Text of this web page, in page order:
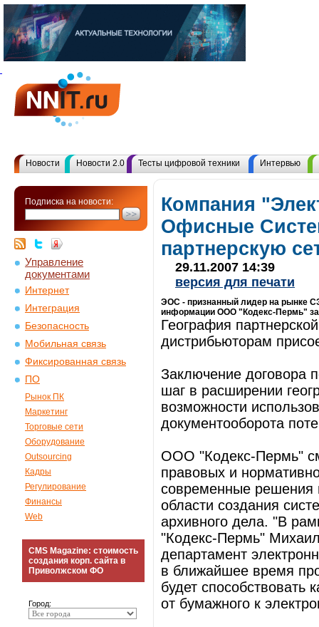
Новости Новости 2.0 Тесты цифровой техники Интервью
Подписка на новости:
Управление
документами
Интернет
Интеграция
Безопасность
Мобильная связь
Фиксированная связь
ПО
Рынок ПК
Маркетинг
Торговые сети
Оборудование
Outsourcing
Кадры
Регулирование
Финансы
Web
CMS Magazine: стоимость
создания корп. сайта в
Приволжском ФО
Город:
Компания
Офисные
партнерскую
29.11.2007 14:39
версия для печати
ЭОС - признанный лидер на рынке
информации ООО "Кодекс-Пермь"
География
дистрибьюторам
Заключение договора
шаг в расширении
возможности
документооборота
ООО "Кодекс-Пермь"
правовых и
современные решения
области создания
архивного дела. "В
"Кодекс-Пермь"
департамент
в ближайшее время
будет способствовать
от бумажного к